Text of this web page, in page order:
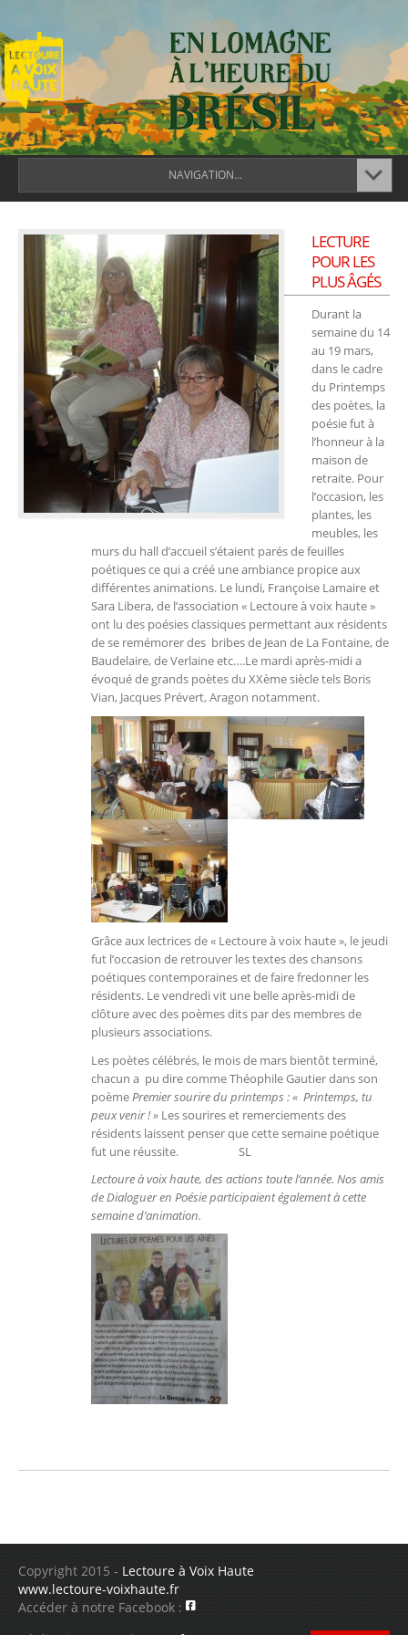
NAVIGATION...
LECTURE
POUR LES
PLUS ÂGÉS
Durant la
semaine du 14
au 19 mars,
dans le cadre
du Printemps
des poètes, la
poésie fut à
l’honneur à la
maison de
retraite. Pour
l’occasion, les
plantes, les
meubles, les
murs du hall d’accueil s’étaient parés de feuilles
poétiques ce qui a créé une ambiance propice aux
différentes animations. Le lundi, Françoise Lamaire et
Sara Libera, de l’association « Lectoure à voix haute »
ont lu des poésies classiques permettant aux résidents
de se remémorer des bribes de Jean de La Fontaine, de
Baudelaire, de Verlaine etc….Le mardi après-midi a
évoqué de grands poètes du XXème siècle tels Boris
Vian, Jacques Prévert, Aragon notamment.
Grâce aux lectrices de « Lectoure à voix haute », le jeudi
fut l’occasion de retrouver les textes des chansons
poétiques contemporaines et de faire fredonner les
résidents. Le vendredi vit une belle après-midi de
clôture avec des poèmes dits par des membres de
plusieurs associations.
Les poètes célébrés, le mois de mars bientôt terminé,
chacun a pu dire comme Théophile Gautier dans son
poème Premier sourire du printemps : « Printemps, tu
peux venir ! » Les sourires et remerciements des
résidents laissent penser que cette semaine poétique
fut une réussite. SL
Lectoure à voix haute, des actions toute l’année. Nos amis
de Dialoguer en Poésie participaient également à cette
semaine d’animation.
Copyright 2015 - Lectoure à Voix Haute
www.lectoure-voixhaute.fr
Accéder à notre Facebook :